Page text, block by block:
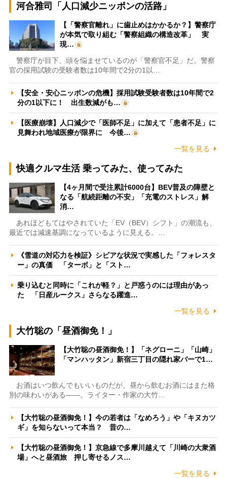
河合雅司「人口減少ニッポンの活路」
【「警察官離れ」に歯止めはかかるか？】警察庁
が本気で取り組む「警察組織の構造改革」 実
現…
警察庁が目下、頭を悩ませているのが「警察官不足」だ。警察
官の採用試験の受験者数は10年間で2分の1以…
【安全・安心ニッポンの危機】採用試験受験者数は10年間で2
分の1以下に！ 出生数減がも…
【医療崩壊】人口減少で「医師不足」に加えて「患者不足」に
見舞われ地域医療が限界に 今後…
一覧を見る
快適クルマ生活 乗ってみた、使ってみた
【4ヶ月間で受注累計6000台】BEV普及の障壁と
なる「航続距離の不安」「充電のストレス」解
消…
あれほどもてはやされていた「EV（BEV）シフト」の潮流も、
最近では減速基調になっているように見える。…
《雪道の対応力を検証》シビアな状況で実感した「フォレスタ
ー」の真価 「ターボ」と「スト…
乗り込むと同時に「これが軽？」と戸惑うのには理由があっ
た 「日産ルークス」さらなる躍進…
一覧を見る
大竹聡の「昼酒御免！」
【大竹聡の昼酒御免！】「ネグローニ」「山崎」
「マンハッタン」新宿三丁目の隠れ家バーで1…
お酒はいつ飲んでもいいものだが、昼から飲むお酒にはまた格
別の味わいがある――。ライター・作家の大竹…
【大竹聡の昼酒御免！】今の若者は「なめろう」や「キヌカツ
ギ」を知らないって本当？ 昔の…
【大竹聡の昼酒御免！】京急線で多摩川越えて「川崎の大衆酒
場」へと昼酒旅 押し寄せるノス…
一覧を見る